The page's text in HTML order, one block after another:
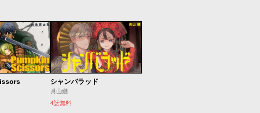
シャンバラッド
眞山継
4話無料